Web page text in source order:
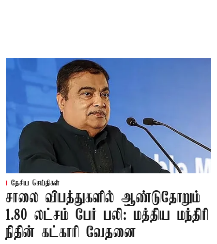
தேசிய செய்திகள்
சாலை விபத்துகளில் ஆண்டுதோறும்
1.80 லட்சம் பேர் பலி: மத்திய மந்திரி
நிதின் கட்காரி வேதனை